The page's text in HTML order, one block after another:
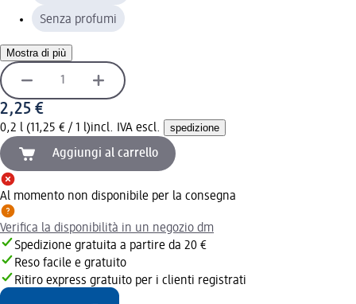
Senza profumi
Mostra di più
2,25 €
0,2 l (11,25 € / 1 l)incl. IVA escl. spedizione
Aggiungi al carrello
Al momento non disponibile per la consegna
Verifica la disponibilità in un negozio dm
Spedizione gratuita a partire da 20 €
Reso facile e gratuito
Ritiro express gratuito per i clienti registrati